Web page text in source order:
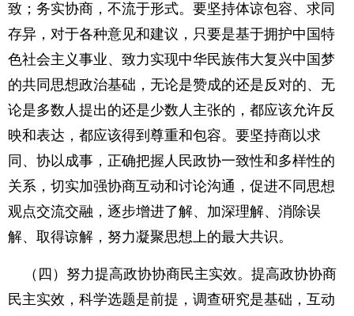
致；务实协商，不流于形式。要坚持体谅包容、求同
存异，对于各种意见和建议，只要是基于拥护中国特
色社会主义事业、致力实现中华民族伟大复兴中国梦
的共同思想政治基础，无论是赞成的还是反对的、无
论是多数人提出的还是少数人主张的，都应该允许反
映和表达，都应该得到尊重和包容。要坚持商以求
同、协以成事，正确把握人民政协一致性和多样性的
关系，切实加强协商互动和讨论沟通，促进不同思想
观点交流交融，逐步增进了解、加深理解、消除误
解、取得谅解，努力凝聚思想上的最大共识。
（四）努力提高政协协商民主实效。提高政协协商
民主实效，科学选题是前提，调查研究是基础，互动